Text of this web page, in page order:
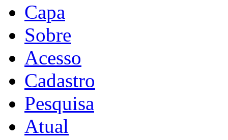
Capa
Sobre
Acesso
Cadastro
Pesquisa
Atual